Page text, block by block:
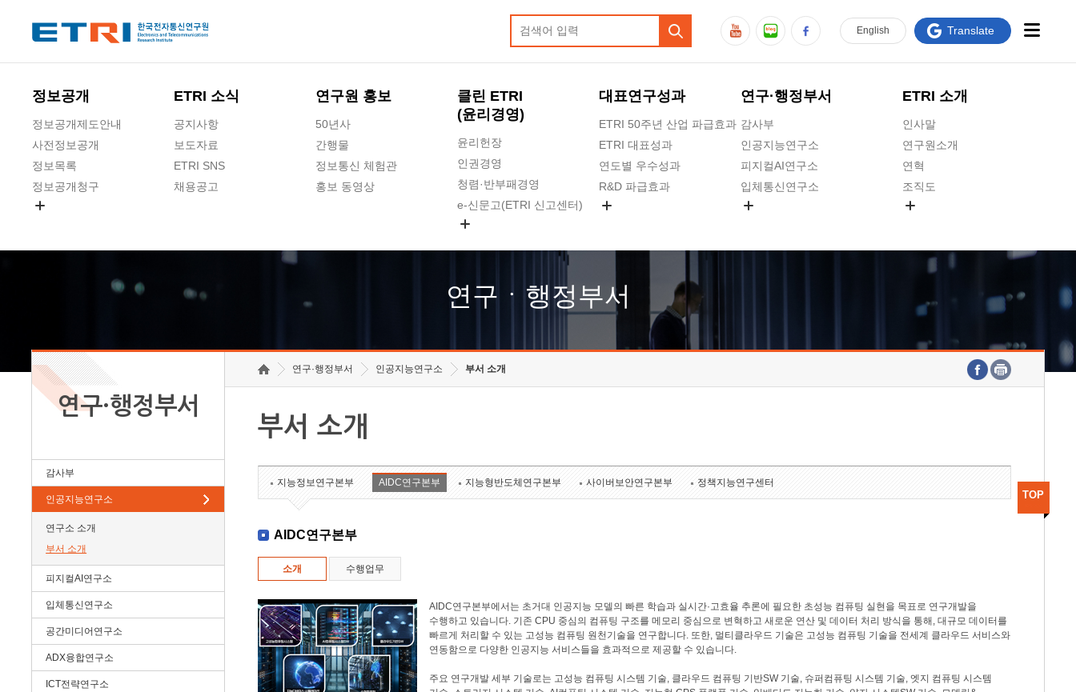
정보공개
정보공개제도안내
사전정보공개
정보목록
정보공개청구
ETRI 소식
공지사항
보도자료
ETRI SNS
채용공고
연구원 홍보
50년사
간행물
정보통신 체험관
홍보 동영상
클린 ETRI
(윤리경영)
윤리헌장
인권경영
청렴·반부패경영
e-신문고(ETRI 신고센터)
고객의소리
수의계약 현황
대표연구성과
ETRI 50주년 산업 파급효과
ETRI 대표성과
연도별 우수성과
R&D 파급효과
연구·행정부서
감사부
인공지능연구소
피지컬AI연구소
입체통신연구소
호남권연구본부
기획본부
ETRI 소개
인사말
연구원소개
연혁
조직도
연구원 고객헌장
주요업무연락처
English Translate
연구ㆍ행정부서
연구·행정부서
감사부
인공지능연구소
연구소 소개
부서 소개
피지컬AI연구소
입체통신연구소
공간미디어연구소
ADX융합연구소
ICT전략연구소
연구·행정부서 인공지능연구소 부서 소개
부서 소개
지능정보연구본부 AIDC연구본부 지능형반도체연구본부 사이버보안연구본부 정책지능연구센터
AIDC연구본부
소개 수행업무
AIDC연구본부에서는 초거대 인공지능 모델의 빠른 학습과 실시간·고효율 추론에 필요한 초성능 컴퓨팅 실현을 목표로 연구개발을
수행하고 있습니다. 기존 CPU 중심의 컴퓨팅 구조를 메모리 중심으로 변혁하고 새로운 연산 및 데이터 처리 방식을 통해, 대규모 데이터를
빠르게 처리할 수 있는 고성능 컴퓨팅 원천기술을 연구합니다. 또한, 멀티클라우드 기술은 고성능 컴퓨팅 기술을 전세계 클라우드 서비스와
연동함으로 다양한 인공지능 서비스들을 효과적으로 제공할 수 있습니다.
주요 연구개발 세부 기술로는 고성능 컴퓨팅 시스템 기술, 클라우드 컴퓨팅 기반SW 기술, 슈퍼컴퓨팅 시스템 기술, 엣지 컴퓨팅 시스템
TOP